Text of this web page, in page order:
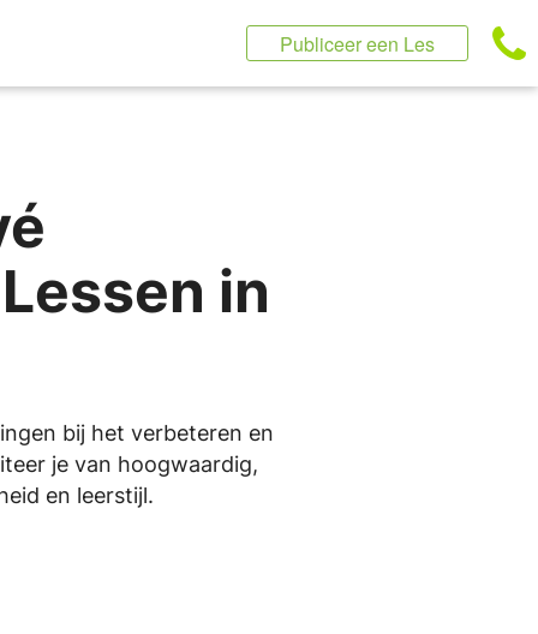
Publiceer een Les
in
bij het verbeteren en
je van hoogwaardig,
en leerstijl.